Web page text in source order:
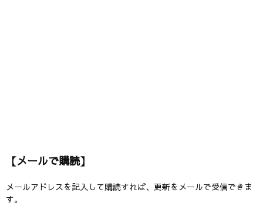
【メールで購読】
メールアドレスを記入して購読すれば、更新をメールで受信できま
す。